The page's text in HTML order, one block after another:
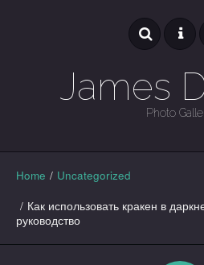
James
Photo
Home / Uncategorized
/ Как использовать кракен в
руководство